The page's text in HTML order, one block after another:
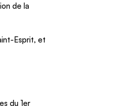
de la
Esprit, et
du 1er